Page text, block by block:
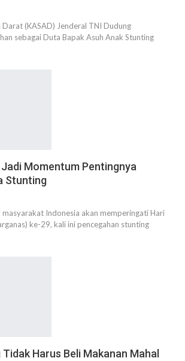
(KASAD) Jenderal TNI Dudung
sebagai Duta Bapak Asuh Anak Stunting
Momentum Pentingnya
Stunting
masyarakat Indonesia akan memperingati Hari
ke-29, kali ini pencegahan stunting
Harus Beli Makanan Mahal